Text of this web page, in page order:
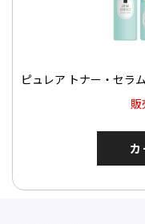
ピュレア トナー・セラ